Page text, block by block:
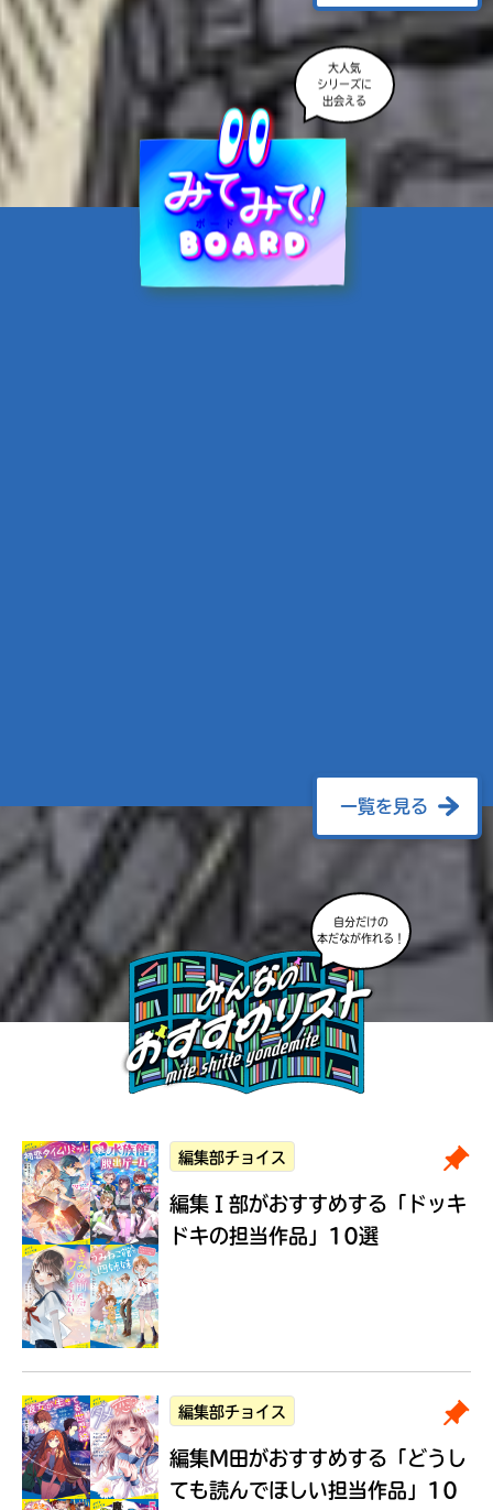
大人気
シリーズに
出会える
一覧を見る
自分だけの
本だなが作れる！
編集部チョイス
編集Ｉ部がおすすめする 「ドッキ
ドキの担当作品」10選
編集部チョイス
編集M田がおすすめする 「どうし
ても読んでほしい担当作品」10